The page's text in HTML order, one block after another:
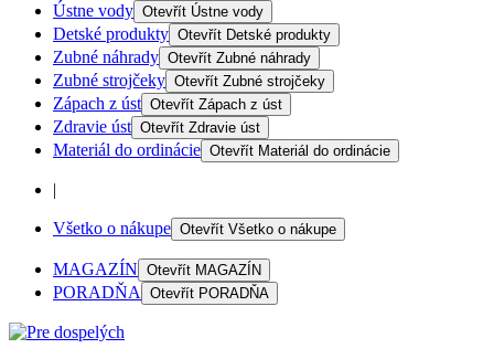
Ústne vody Otevřít Ústne vody
Detské produkty Otevřít Detské produkty
Zubné náhrady Otevřít Zubné náhrady
Zubné strojčeky Otevřít Zubné strojčeky
Zápach z úst Otevřít Zápach z úst
Zdravie úst Otevřít Zdravie úst
Materiál do ordinácie Otevřít Materiál do ordinácie
|
Všetko o nákupe Otevřít Všetko o nákupe
MAGAZÍN Otevřít MAGAZÍN
PORADŇA Otevřít PORADŇA